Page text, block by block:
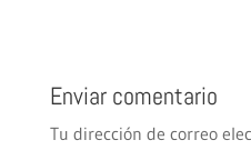
Enviar comentario
Tu dirección de correo